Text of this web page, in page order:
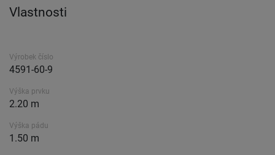
Vlastnosti
Výrobek číslo
4591-60-9
Výška prvku
2.20 m
Výška pádu
1.50 m